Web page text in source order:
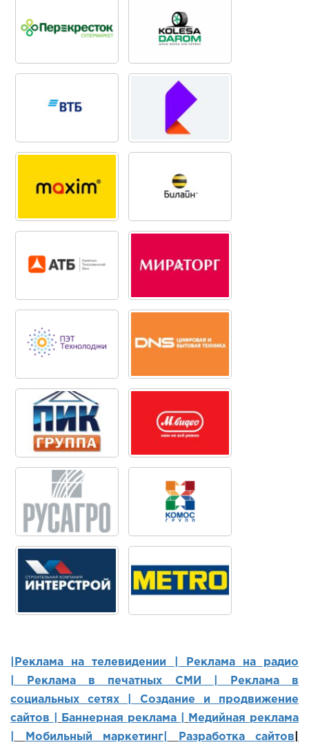
|Реклама на телевидении |
Реклама на радио
Реклама в печатных СМИ |
Реклама в
социальных сетях | Создание и продвижение
сайтов
Баннерная реклама |
Медийная реклама
Мобильный маркетинг Разработка сайтов